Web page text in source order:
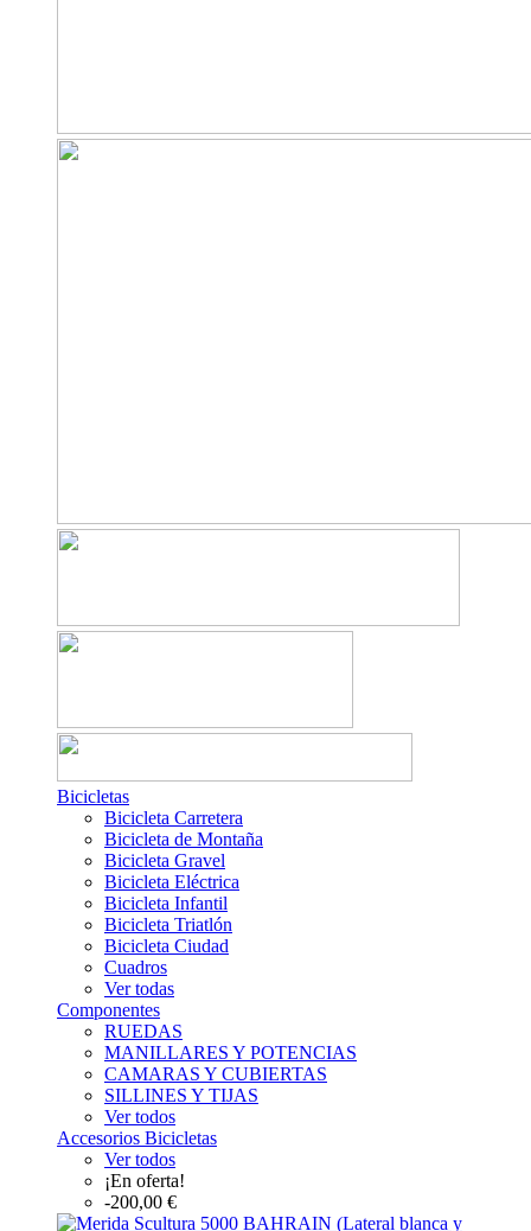
Bicicletas
Bicicleta Carretera
Bicicleta de Montaña
Bicicleta Gravel
Bicicleta Eléctrica
Bicicleta Infantil
Bicicleta Triatlón
Bicicleta Ciudad
Cuadros
Ver todas
Componentes
RUEDAS
MANILLARES Y POTENCIAS
CAMARAS Y CUBIERTAS
SILLINES Y TIJAS
Ver todos
Accesorios Bicicletas
Ver todos
¡En oferta!
-200,00 €